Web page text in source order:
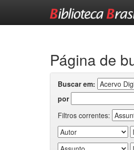
Página de
Buscar em:
por
Filtros correntes: